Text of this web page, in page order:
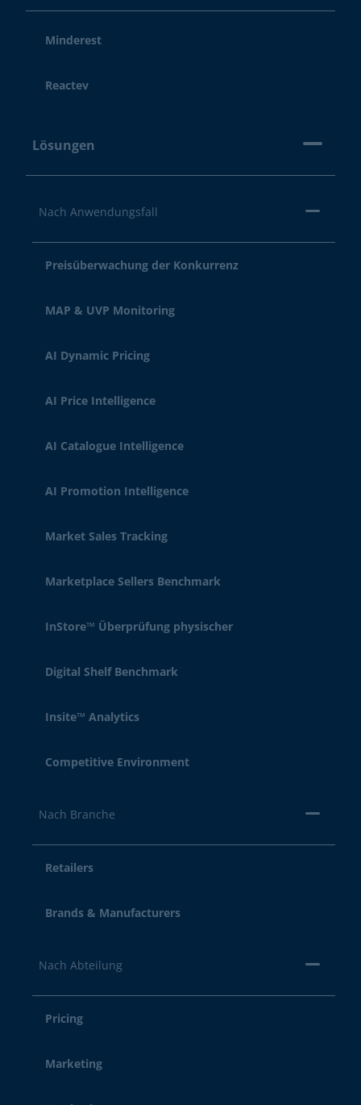
Minderest
Reactev
Lösungen
Nach Anwendungsfall
Preisüberwachung der Konkurrenz
MAP & UVP Monitoring
AI Dynamic Pricing
AI Price Intelligence
AI Catalogue Intelligence
AI Promotion Intelligence
Market Sales Tracking
Marketplace Sellers Benchmark
InStore™ Überprüfung physischer
Digital Shelf Benchmark
Insite™ Analytics
Competitive Environment
Nach Branche
Retailers
Brands & Manufacturers
Nach Abteilung
Pricing
Marketing